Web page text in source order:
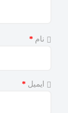
نام *
ایمیل *